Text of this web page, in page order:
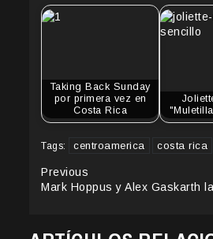
Taking Back Sunday
por primera vez en
Costa Rica
Tags: centroamerica costa rica
Continue
Reading
Previous
Mark Hoppus y Alex Gaskarth